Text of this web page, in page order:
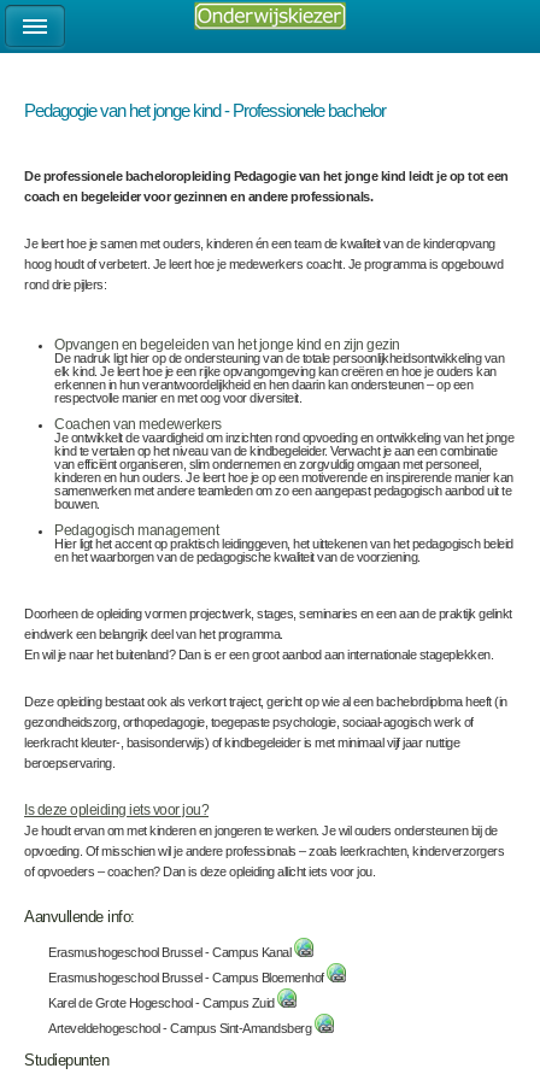
Pedagogie van het jonge kind - Professionele bachelor
De professionele bacheloropleiding Pedagogie van het jonge kind leidt je op tot een
coach en begeleider voor gezinnen en andere professionals.
Je leert hoe je samen met ouders, kinderen én een team de kwaliteit van de kinderopvang
hoog houdt of verbetert. Je leert hoe je medewerkers coacht. Je programma is opgebouwd
rond drie pijlers:
Opvangen en begeleiden van het jonge kind en zijn gezin
De nadruk ligt hier op de ondersteuning van de totale persoonlijkheidsontwikkeling van
elk kind. Je leert hoe je een rijke opvangomgeving kan creëren en hoe je ouders kan
erkennen in hun verantwoordelijkheid en hen daarin kan ondersteunen – op een
respectvolle manier en met oog voor diversiteit.
Coachen van medewerkers
Je ontwikkelt de vaardigheid om inzichten rond opvoeding en ontwikkeling van het jonge
kind te vertalen op het niveau van de kindbegeleider. Verwacht je aan een combinatie
van efficiënt organiseren, slim ondernemen en zorgvuldig omgaan met personeel,
kinderen en hun ouders. Je leert hoe je op een motiverende en inspirerende manier kan
samenwerken met andere teamleden om zo een aangepast pedagogisch aanbod uit te
bouwen.
Pedagogisch management
Hier ligt het accent op praktisch leidinggeven, het uittekenen van het pedagogisch beleid
en het waarborgen van de pedagogische kwaliteit van de voorziening.
Doorheen de opleiding vormen projectwerk, stages, seminaries en een aan de praktijk gelinkt
eindwerk een belangrijk deel van het programma.
En wil je naar het buitenland? Dan is er een groot aanbod aan internationale stageplekken.
Deze opleiding bestaat ook als verkort traject, gericht op wie al een bachelordiploma heeft (in
gezondheidszorg, orthopedagogie, toegepaste psychologie, sociaal-agogisch werk of
leerkracht kleuter-, basisonderwijs) of kindbegeleider is met minimaal vijf jaar nuttige
beroepservaring.
Is deze opleiding iets voor jou?
Je houdt ervan om met kinderen en jongeren te werken. Je wil ouders ondersteunen bij de
opvoeding. Of misschien wil je andere professionals – zoals leerkrachten, kinderverzorgers
of opvoeders – coachen? Dan is deze opleiding allicht iets voor jou.
Aanvullende info:
Erasmushogeschool Brussel - Campus Kanal
Erasmushogeschool Brussel - Campus Bloemenhof
Karel de Grote Hogeschool - Campus Zuid
Arteveldehogeschool - Campus Sint-Amandsberg
Studiepunten